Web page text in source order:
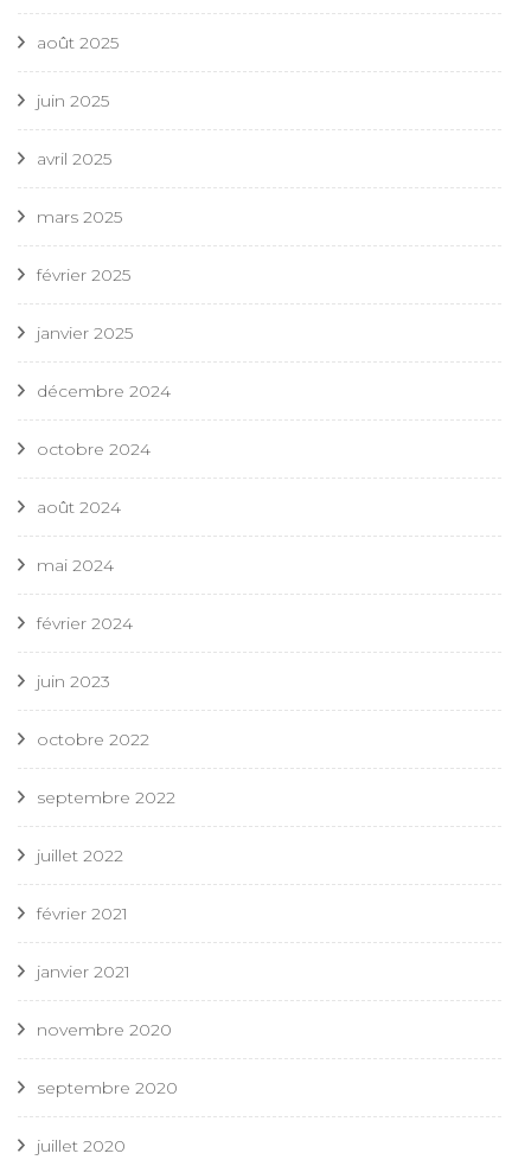
août 2025
juin 2025
avril 2025
mars 2025
février 2025
janvier 2025
décembre 2024
octobre 2024
août 2024
mai 2024
février 2024
juin 2023
octobre 2022
septembre 2022
juillet 2022
février 2021
janvier 2021
novembre 2020
septembre 2020
juillet 2020